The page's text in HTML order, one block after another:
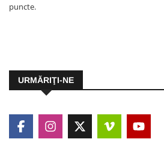
puncte.
URMĂRIŢI-NE